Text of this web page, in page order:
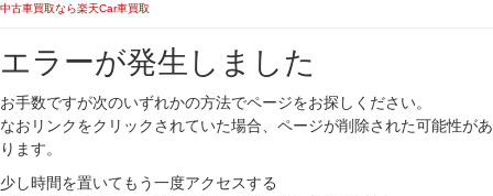
中古車買取なら楽天Car車買取
エラーが発生しました
お手数ですが次のいずれかの方法でページをお探しください。
なおリンクをクリックされていた場合、ページが削除された可能性があ
ります。
少し時間を置いてもう一度アクセスする